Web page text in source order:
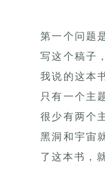
第一个问题
写这个稿子
我说的这本
只有一个主
很少有两个
黑洞和宇宙
了这本书，